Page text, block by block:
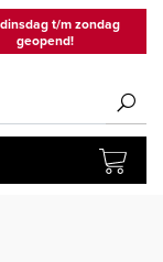
t/m zondag
geopend!